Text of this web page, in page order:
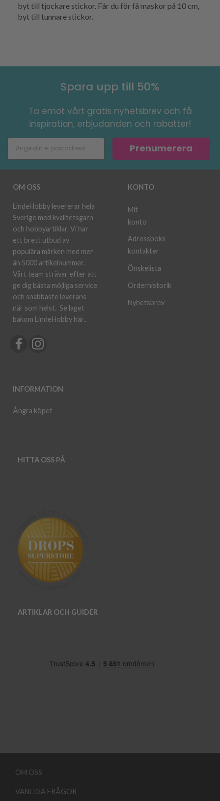
byt till tjockare stickor. Får du för få maskor på 10 cm,
byt till tunnare stickor.
Spara upp till 50%
Ta emot vårt gratis nyhetsbrev och få
inspiration, erbjudanden och rabatter!
Prenumerera
OM OSS
LindeHobby levererar hela
Sverige med kvalitetsgarn
och hobbyartiklar. Vi har
ett brett utbud av
populära märken med mer
än 5000 artikelnummer.
Vårt team strävar efter att
ge dig bästa möjliga service
och snabbaste leverans
när som helst. Se laget
bakom LindeHobby här..
INFORMATION
Ångra köpet
KONTO
Mit
konto
Adressboks
kontakter
Önskelista
Orderhistorik
Nyhetsbrev
HITTA OSS PÅ
ARTIKLAR OCH GUIDER
OM OSS
VANLIGA FRÅGOR